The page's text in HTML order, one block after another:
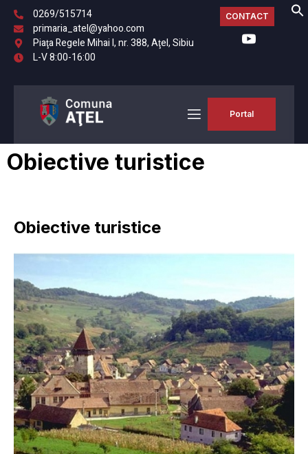
0269/515714
primaria_atel@yahoo.com
Piaţa Regele Mihai I, nr. 388, Aţel, Sibiu
L-V 8:00-16:00
CONTACT
Portal
Obiective turistice
Obiective turistice